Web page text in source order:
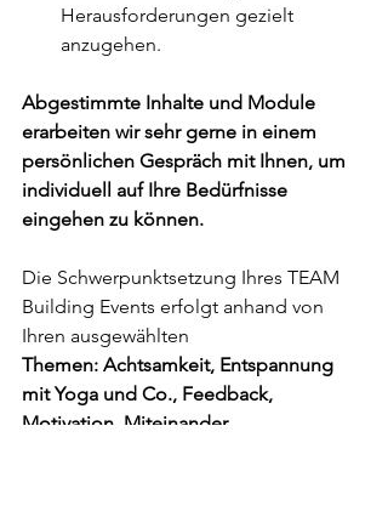
Herausforderungen gezielt
anzugehen.
Abgestimmte Inhalte und Module
erarbeiten wir sehr gerne in einem
persönlichen Gespräch mit Ihnen, um
individuell auf Ihre Bedürfnisse
eingehen zu können.
Die Schwerpunktsetzung Ihres TEAM
Building Events erfolgt anhand von
Ihren ausgewählten
Themen: Achtsamkeit, Entspannung
mit Yoga und Co., Feedback,
Motivation, Miteinander,